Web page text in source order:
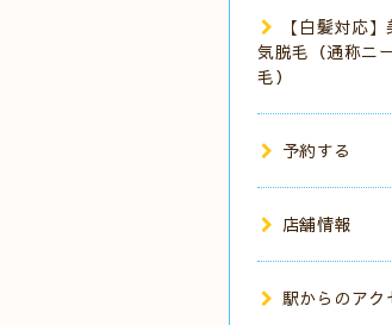
【白髪対応
気脱毛（通称ニ
毛）
予約する
店舗情報
駅からのアク